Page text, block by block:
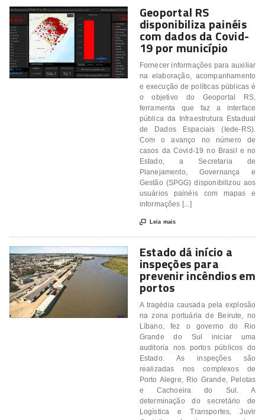
Geoportal RS
disponibiliza painéis
com dados da Covid-
19 por município
Fornecer informações para auxiliar
na elaboração, acompanhamento
e execução de políticas públicas é
o objetivo do Geoportal RS,
ferramenta que faz a interface
pública da Infraestrutura Estadual
de Dados Espaciais (Iede-RS).
Com o avanço no número de
casos da Covid-19 no Brasil e no
Estado, a Secretaria de
Planejamento, Governança e
Gestão (SPGG) disponibilizou aos
usuários painéis com mapas e
informações [...]
 Leia mais
Estado dá início a
inspeções para
prevenir incêndios em
portos
A tragédia causada pela explosão
na zona portuária de Beirute, no
Líbano, fez o governo do Rio
Grande do Sul iniciar uma
auditoria nos portos públicos do
Estado. As inspeções são
realizadas nos complexos de
Porto Alegre, Rio Grande, Pelotas
e Cachoeira do Sul. A
determinação do secretário de
Logística e Transportes, Juvir